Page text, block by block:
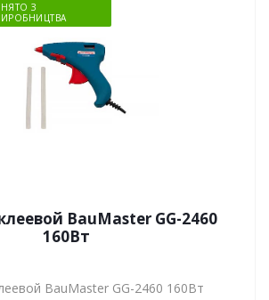
З
BauMaster GG-2460
160Вт
BauMaster GG-2460 160Вт